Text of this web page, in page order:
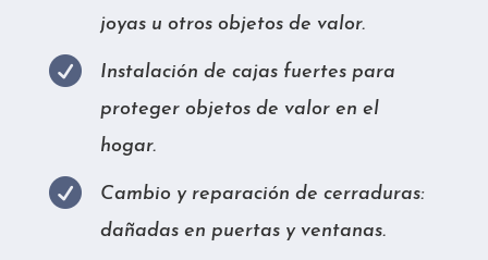
joyas u otros objetos de valor.

Instalación de cajas fuertes para
proteger objetos de valor en el
hogar.

Cambio y reparación de cerraduras:
dañadas en puertas y ventanas.